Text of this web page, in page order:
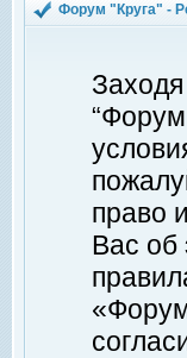
Форум "Круга" -
право
Вас об